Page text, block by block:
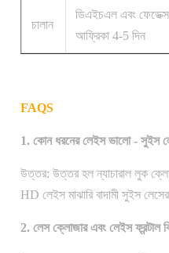
চালান
ডিএইচএল এবং
আফ্রিকা 4-5 দিন
FAQS
1. কোন ধরনের লেইস ভালো - সুইস
উত্তর: উত্তর হল ন্যাচারাল লুক
HD লেইস মাঝারি বাদামী সুইস
2. লেস ক্লোজার এবং লেইস ফ্রন্টাল